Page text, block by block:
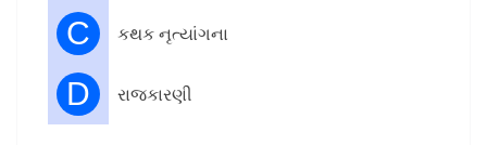
C કથક નૃત્યાંગના
D રાજકારણી